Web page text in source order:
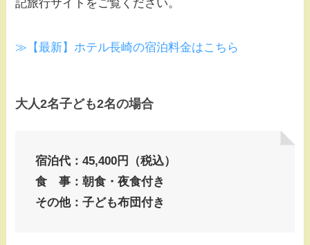
記旅行サイトをご覧ください。
≫【最新】ホテル長崎の宿泊料金はこちら
大人2名子ども2名の場合
宿泊代：45,400円（税込）
食 事：朝食・夜食付き
その他：子ども布団付き